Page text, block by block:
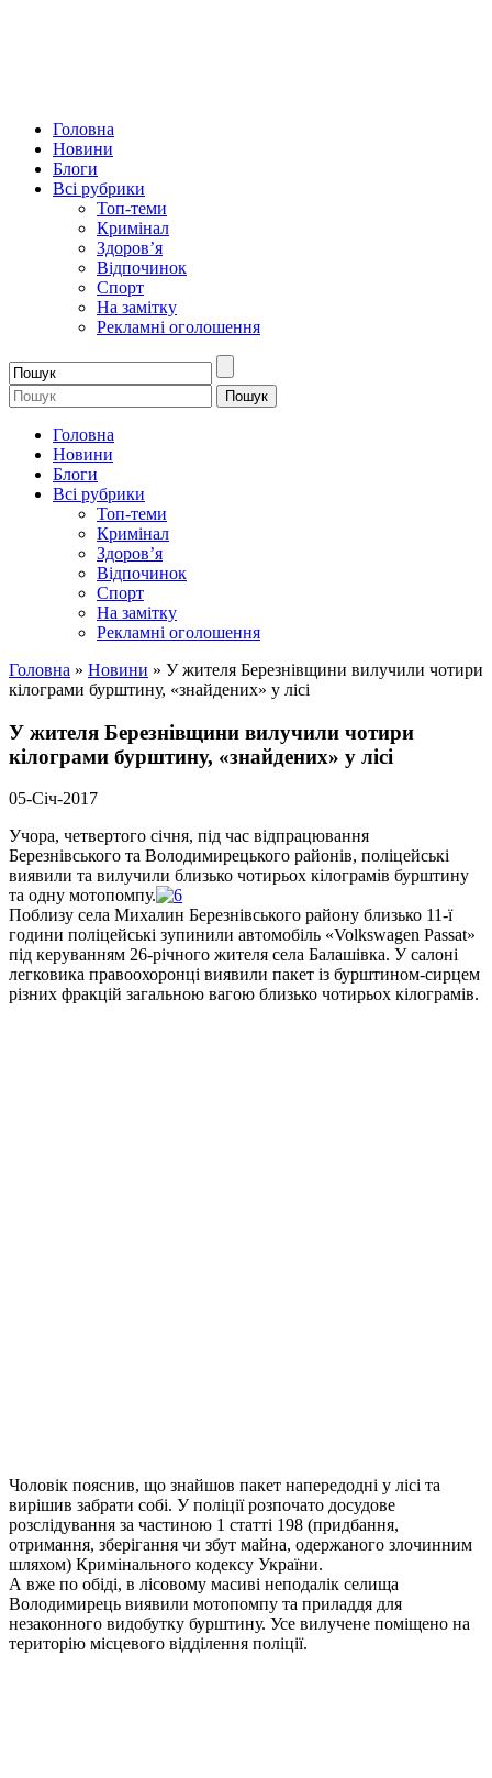
Головна
Новини
Блоги
Всі рубрики
Топ-теми
Кримінал
Здоров’я
Відпочинок
Спорт
На замітку
Рекламні оголошення
Головна
Новини
Блоги
Всі рубрики
Топ-теми
Кримінал
Здоров’я
Відпочинок
Спорт
На замітку
Рекламні оголошення
Головна » Новини » У жителя Березнівщини вилучили чотири
кілограми бурштину, «знайдених» у лісі
У жителя Березнівщини вилучили чотири
кілограми бурштину, «знайдених» у лісі
05-Січ-2017
Учора, четвертого січня, під час відпрацювання
Березнівського та Володимирецького районів, поліцейські
виявили та вилучили близько чотирьох кілограмів бурштину
та одну мотопомпу.
Поблизу села Михалин Березнівського району близько 11-ї
години поліцейські зупинили автомобіль «Volkswagen Passat»
під керуванням 26-річного жителя села Балашівка. У салоні
легковика правоохоронці виявили пакет із бурштином-сирцем
різних фракцій загальною вагою близько чотирьох кілограмів.
Чоловік пояснив, що знайшов пакет напередодні у лісі та
вирішив забрати собі. У поліції розпочато досудове
розслідування за частиною 1 статті 198 (придбання,
отримання, зберігання чи збут майна, одержаного злочинним
шляхом) Кримінального кодексу України.
А вже по обіді, в лісовому масиві неподалік селища
Володимирець виявили мотопомпу та приладдя для
незаконного видобутку бурштину. Усе вилучене поміщено на
територію місцевого відділення поліції.